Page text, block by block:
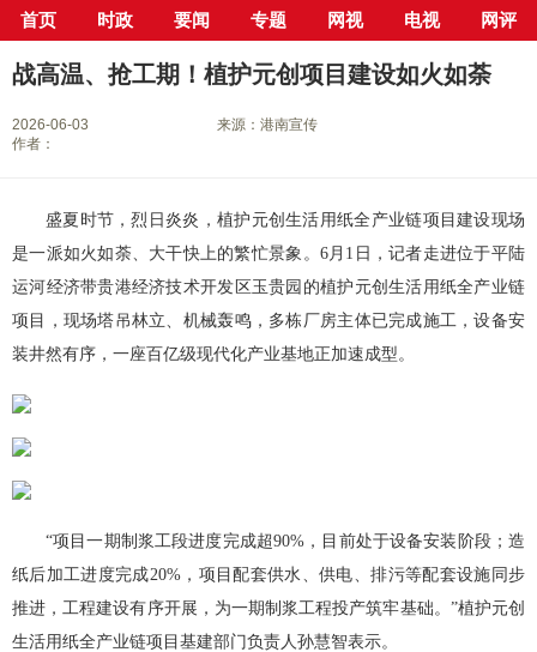
首页 时政 要闻 专题 网视 电视 网评
当前位置： 首页> 新闻中心> 县市区> 港南区> 正文
战高温、抢工期！植护元创项目建设如火如荼
2026-06-03
来源：港南宣传
作者：
盛夏时节，烈日炎炎，植护元创生活用纸全产业链项目建设现场
是一派如火如荼、大干快上的繁忙景象。6月1日，记者走进位于平陆
运河经济带贵港经济技术开发区玉贵园的植护元创生活用纸全产业链
项目，现场塔吊林立、机械轰鸣，多栋厂房主体已完成施工，设备安
装井然有序，一座百亿级现代化产业基地正加速成型。
“项目一期制浆工段进度完成超90%，目前处于设备安装阶段；造
纸后加工进度完成20%，项目配套供水、供电、排污等配套设施同步
推进，工程建设有序开展，为一期制浆工程投产筑牢基础。”植护元创
生活用纸全产业链项目基建部门负责人孙慧智表示。